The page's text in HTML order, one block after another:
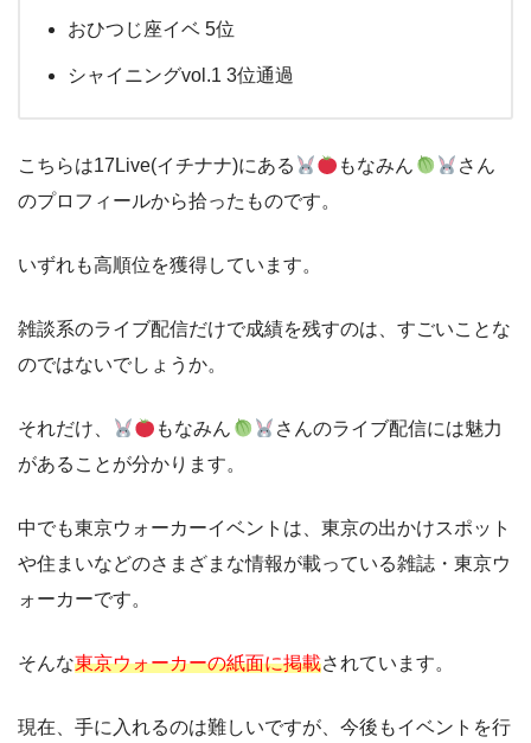
おひつじ座イベ 5位
シャイニングvol.1 3位通過
こちらは17Live(イチナナ)にある もなみん
さん
のプロフィールから拾ったものです。
いずれも高順位を獲得しています。
雑談系のライブ配信だけで成績を残すのは、すごいことな
のではないでしょうか。
それだけ、 もなみん
さんのライブ配信には魅力
があることが分かります。
中でも東京ウォーカーイベントは、東京の出かけスポット
や住まいなどのさまざまな情報が載っている雑誌・東京ウ
ォーカーです。
そんな東京ウォーカーの紙面に掲載されています。
現在、手に入れるのは難しいですが、今後もイベントを行